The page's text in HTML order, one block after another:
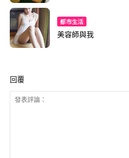
都市生活
美容師與我
回覆